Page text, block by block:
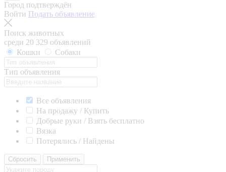
Город подтверждён
Войти Подать объявление
Поиск животных
среди 20 329 объявлений
Кошки
Собаки
Тип объявления
Все объявления
На продажу / Купить
Добрые руки / Взять бесплатно
Вязка
Потерялись / Найдены
Сбросить Применить